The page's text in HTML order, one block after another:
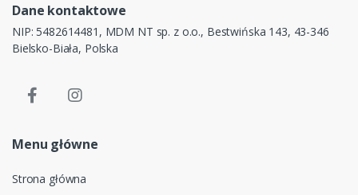
Dane kontaktowe
NIP: 5482614481, MDM NT sp. z o.o., Bestwińska 143, 43-346
Bielsko-Biała, Polska
Menu główne
Strona główna